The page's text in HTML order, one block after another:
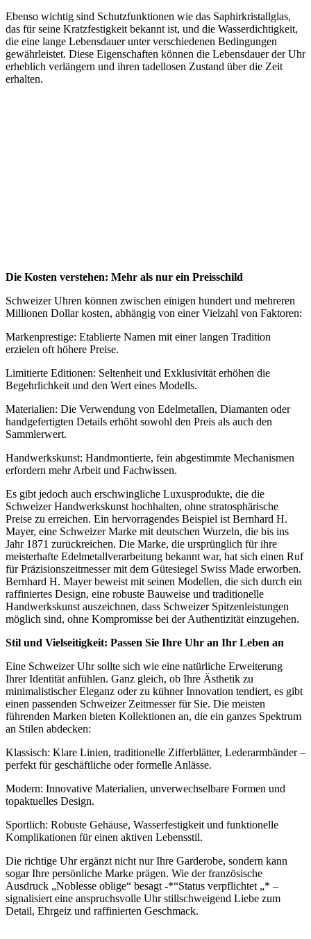
Ebenso wichtig sind Schutzfunktionen wie das Saphirkristallglas,
das für seine Kratzfestigkeit bekannt ist, und die Wasserdichtigkeit,
die eine lange Lebensdauer unter verschiedenen Bedingungen
gewährleistet. Diese Eigenschaften können die Lebensdauer der Uhr
erheblich verlängern und ihren tadellosen Zustand über die Zeit
erhalten.
Die Kosten verstehen: Mehr als nur ein Preisschild
Schweizer Uhren können zwischen einigen hundert und mehreren
Millionen Dollar kosten, abhängig von einer Vielzahl von Faktoren:
Markenprestige: Etablierte Namen mit einer langen Tradition
erzielen oft höhere Preise.
Limitierte Editionen: Seltenheit und Exklusivität erhöhen die
Begehrlichkeit und den Wert eines Modells.
Materialien: Die Verwendung von Edelmetallen, Diamanten oder
handgefertigten Details erhöht sowohl den Preis als auch den
Sammlerwert.
Handwerkskunst: Handmontierte, fein abgestimmte Mechanismen
erfordern mehr Arbeit und Fachwissen.
Es gibt jedoch auch erschwingliche Luxusprodukte, die die
Schweizer Handwerkskunst hochhalten, ohne stratosphärische
Preise zu erreichen. Ein hervorragendes Beispiel ist Bernhard H.
Mayer, eine Schweizer Marke mit deutschen Wurzeln, die bis ins
Jahr 1871 zurückreichen. Die Marke, die ursprünglich für ihre
meisterhafte Edelmetallverarbeitung bekannt war, hat sich einen Ruf
für Präzisionszeitmesser mit dem Gütesiegel Swiss Made erworben.
Bernhard H. Mayer beweist mit seinen Modellen, die sich durch ein
raffiniertes Design, eine robuste Bauweise und traditionelle
Handwerkskunst auszeichnen, dass Schweizer Spitzenleistungen
möglich sind, ohne Kompromisse bei der Authentizität einzugehen.
Stil und Vielseitigkeit: Passen Sie Ihre Uhr an Ihr Leben an
Eine Schweizer Uhr sollte sich wie eine natürliche Erweiterung
Ihrer Identität anfühlen. Ganz gleich, ob Ihre Ästhetik zu
minimalistischer Eleganz oder zu kühner Innovation tendiert, es gibt
einen passenden Schweizer Zeitmesser für Sie. Die meisten
führenden Marken bieten Kollektionen an, die ein ganzes Spektrum
an Stilen abdecken:
Klassisch: Klare Linien, traditionelle Zifferblätter, Lederarmbänder –
perfekt für geschäftliche oder formelle Anlässe.
Modern: Innovative Materialien, unverwechselbare Formen und
topaktuelles Design.
Sportlich: Robuste Gehäuse, Wasserfestigkeit und funktionelle
Komplikationen für einen aktiven Lebensstil.
Die richtige Uhr ergänzt nicht nur Ihre Garderobe, sondern kann
sogar Ihre persönliche Marke prägen. Wie der französische
Ausdruck „Noblesse oblige“ besagt -*“Status verpflichtet „* –
signalisiert eine anspruchsvolle Uhr stillschweigend Liebe zum
Detail, Ehrgeiz und raffinierten Geschmack.